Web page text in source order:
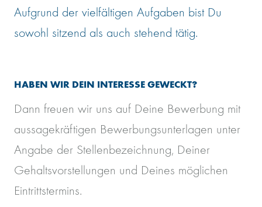
Aufgrund der vielfältigen Aufgaben bist Du
sowohl sitzend als auch stehend tätig.
HABEN WIR DEIN INTERESSE GEWECKT?
Dann freuen wir uns auf Deine Bewerbung mit
aussagekräftigen Bewerbungsunterlagen unter
Angabe der Stellenbezeichnung, Deiner
Gehaltsvorstellungen und Deines möglichen
Eintrittstermins.